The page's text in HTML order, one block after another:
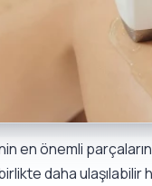
en önemli
daha ulaşılabilir